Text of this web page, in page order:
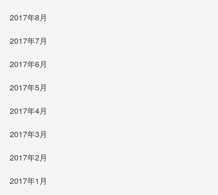
2017年8月
2017年7月
2017年6月
2017年5月
2017年4月
2017年3月
2017年2月
2017年1月